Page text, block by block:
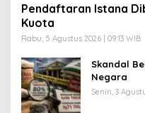
Pendaftaran Istana
Kuota
Rabu, 5 Agustus 2026 | 09:13 WIB
Skandal
Negara
Senin, 3